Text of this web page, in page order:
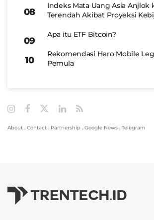
Indeks Mata Uang Asia Anjlok
Terendah Akibat Proyeksi
Apa itu ETF Bitcoin?
Rekomendasi Hero Mobile
Pemula
About . Contact . Partnership . Google News . Telegram